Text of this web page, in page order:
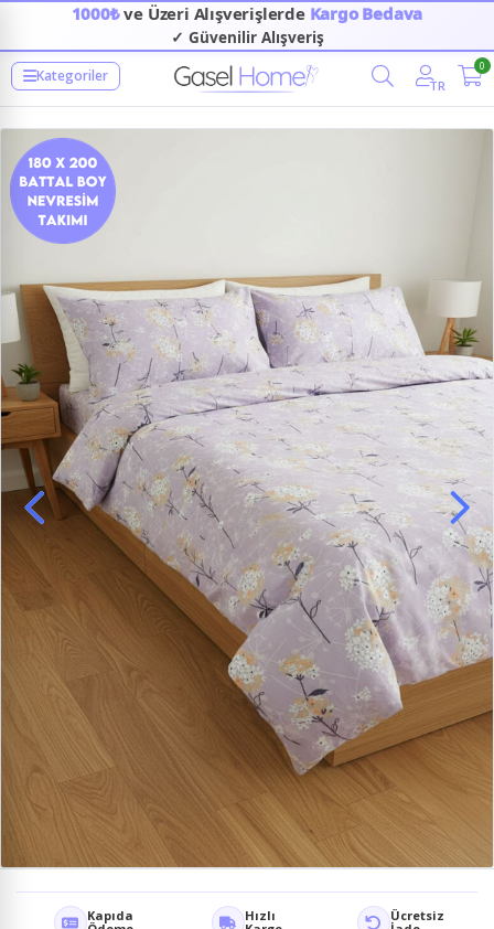
1000₺ve Üzeri Alışverişlerde Kargo Bedava
✓ Güvenilir Alışveriş
Kategoriler
TR
0
Kapıda
Hızlı
Ücretsiz